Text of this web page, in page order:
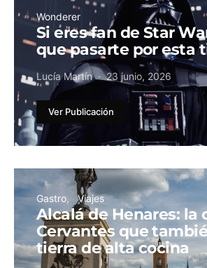
Wonderer
Si eres fan de Star
que pasarte por esta
Lucía Martín 23 junio, 2026
Ver Publicación
Gastro Viajes
Alcalá de Henares: la
Cervantes que
tierra de alta cocina